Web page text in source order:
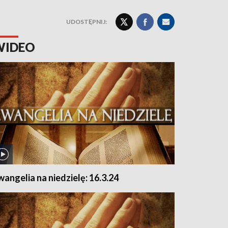
UDOSTĘPNIJ:
na niedzielę: 16.3.24